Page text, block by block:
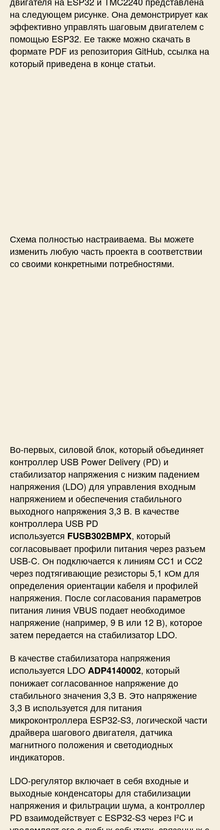
на следующем рисунке. Она демонстрирует как
эффективно управлять шаговым двигателем с
помощью ESP32. Ее также можно скачать в
формате PDF из репозитория GitHub, ссылка на
который приведена в конце статьи.
Схема полностью настраиваема. Вы можете
изменить любую часть проекта в соответствии
со своими конкретными потребностями.
Во-первых, силовой блок, который объединяет
контроллер USB Power Delivery (PD) и
стабилизатор напряжения с низким падением
напряжения (LDO) для управления входным
напряжением и обеспечения стабильного
выходного напряжения 3,3 В. В качестве
контроллера USB PD
используется FUSB302BMPX, который
согласовывает профили питания через разъем
USB-C. Он подключается к линиям CC1 и CC2
через подтягивающие резисторы 5,1 кОм для
определения ориентации кабеля и профилей
напряжения. После согласования параметров
питания линия VBUS подает необходимое
напряжение (например, 9 В или 12 В), которое
затем передается на стабилизатор LDO.
В качестве стабилизатора напряжения
используется LDOADP4140002, который
понижает согласованное напряжение до
стабильного значения 3,3 В. Это напряжение
3,3 В используется для питания
микроконтроллера ESP32-S3, логической части
драйвера шагового двигателя, датчика
магнитного положения и светодиодных
индикаторов.
LDO-регулятор включает в себя входные и
выходные конденсаторы для стабилизации
напряжения и фильтрации шума, а контроллер
PD взаимодействует с ESP32-S3 через I²C и